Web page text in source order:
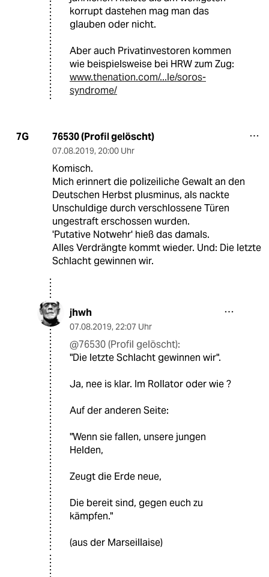
korrupt dastehen mag man das
glauben oder nicht.
Aber auch Privatinvestoren kommen
wie beispielsweise bei HRW zum Zug:
www.thenation.com/...le/soros-
syndrome/
7G 76530 (Profil gelöscht)
07.08.2019, 20:00 Uhr
Komisch.
Mich erinnert die polizeiliche Gewalt an den
Deutschen Herbst plusminus, als nackte
Unschuldige durch verschlossene Türen
ungestraft erschossen wurden.
'Putative Notwehr' hieß das damals.
Alles Verdrängte kommt wieder. Und: Die letzte
Schlacht gewinnen wir.
jhwh
07.08.2019, 22:07 Uhr
@76530 (Profil gelöscht):
"Die letzte Schlacht gewinnen wir".
Ja, nee is klar. Im Rollator oder wie ?
Auf der anderen Seite:
"Wenn sie fallen, unsere jungen
Helden,
Zeugt die Erde neue,
Die bereit sind, gegen euch zu
kämpfen."
(aus der Marseillaise)